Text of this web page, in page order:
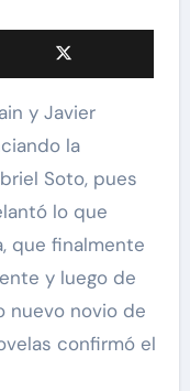
la
Soto, pues
lo que
que finalmente
y luego de
nuevo novio de
confirmó el